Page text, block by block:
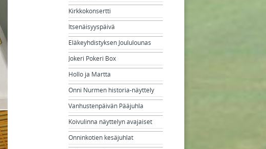
Kirkkokonsertti
Itsenäisyyspäivä
Eläkeyhdistyksen Joululounas
Jokeri Pokeri Box
Hollo ja Martta
Onni Nurmen historia-näyttely
Vanhustenpäivän Pääjuhla
Koivulinna näyttelyn avajaiset
Onninkotien kesäjuhlat